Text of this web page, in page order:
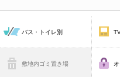
バス・トイレ別
敷地内ゴミ置き場